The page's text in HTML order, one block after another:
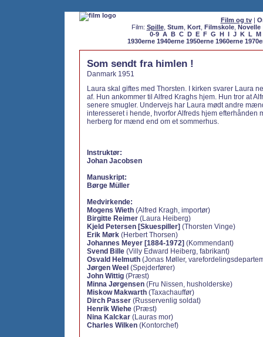
Film og tv|
Film: Spille, Stum Kort, Filmskole, Novelle
0-9 A B C D E F G H I J K L M
1930erne 1940erne 1950erne 1960erne
Som sendt fra himlen !
Danmark 1951
Laura skal giftes med Thorsten. I kirken svarer Laura
af. Hun ankommer til Alfred Kraghs hjem. Hun tror at
senere smugler. Undervejs har Laura mødt andre
interesseret i hende, hvorfor Alfreds hjem efterhånden
herberg for mænd end om et sommerhus.
Instruktør:
Johan Jacobsen
Manuskript:
Børge Müller
Medvirkende:
Mogens Wieth (Alfred Kragh, importør)
Birgitte Reimer (Laura Heiberg)
Kjeld Petersen [Skuespiller] (Thorsten Vinge)
Erik Mørk (Herbert Thorsen)
Johannes Meyer [1884-1972] (Kommendant)
Svend Bille (Villy Edward Heiberg, fabrikant)
Osvald Helmuth (Jonas Møller,
Jørgen Weel (Spejderfører)
John Wittig (Præst)
Minna Jørgensen (Fru Nissen, husholderske)
Miskow Makwarth (Taxachauffør)
Dirch Passer (Russervenlig soldat)
Henrik Wiehe (Præst)
Nina Kalckar (Lauras mor)
Charles Wilken (Kontorchef)